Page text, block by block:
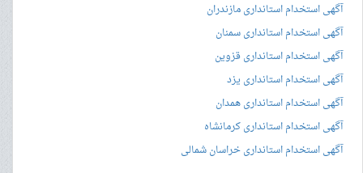
آگهی استخدام استانداری مازندران
آگهی استخدام استانداری سمنان
آگهی استخدام استانداری قزوین
آگهی استخدام استانداری یزد
آگهی استخدام استانداری همدان
آگهی استخدام استانداری کرمانشاه
آگهی استخدام استانداری خراسان شمالی